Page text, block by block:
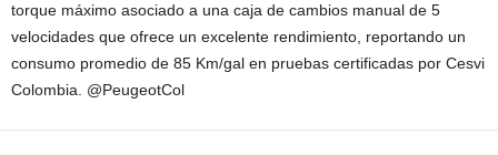
torque máximo asociado a una caja de cambios manual de 5
velocidades que ofrece un excelente rendimiento, reportando un
consumo promedio de 85 Km/gal en pruebas certificadas por Cesvi
Colombia. @PeugeotCol